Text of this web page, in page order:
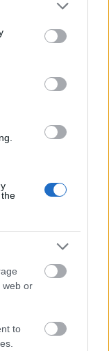
or more Google
You may click to
party tags to
in below Google
web or
to